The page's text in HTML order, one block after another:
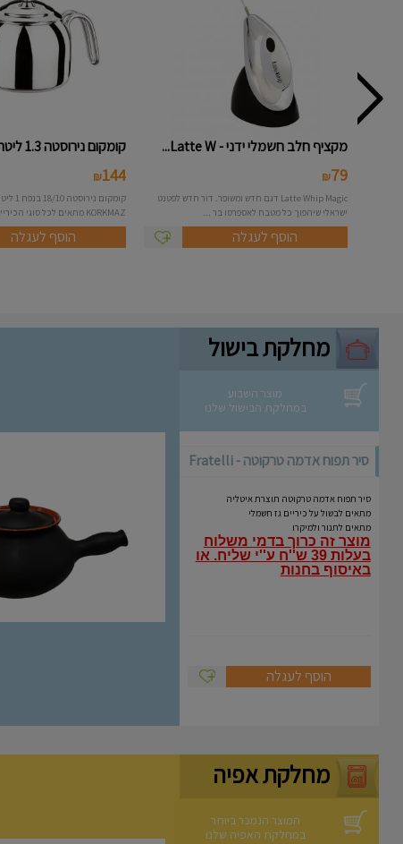
מקציף חלב חשמלי ידני - Latte W...
79
₪
Latte Whip Magic דגם חדש ומשופר. דור חדש לפטנט
ישראלי שיהפוך כל מטבח לאספרסו בר ...
הוסף לעגלה
קומקום נירוסטה 1.3 ליטר דגם -...
144
₪
קומקום
KORKMAZ מתאים לכל סוגי הכיריים ...
הוסף לעגלה
מחלקת בישול
מוצר השבוע
במחלקת הבישול שלנו
סיר תפוח אדמה טרקוטה - Fratelli
סיר תפוח אדמה טרקוטה תוצרת איטליה
מתאים לבשול על כיריים גז חשמלי
מתאים לתנור ולמיקרו
מוצר זה כרוך בדמי משלוח
בעלות 39 ש''ח ע''י שליח.
או
באיסוף בחנות
הוסף לעגלה
מחלקת אפיה
המוצר הנמכר ביותר
במחלקת האפיה שלנו